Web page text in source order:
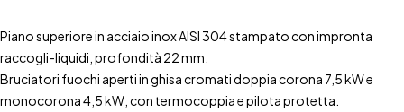
Piano superiore in acciaio inox AISI 304 stampato con impronta
raccogli-liquidi, profondità 22 mm.
Bruciatori fuochi aperti in ghisa cromati doppia corona 7,5 kW e
monocorona 4,5 kW, con termocoppia e pilota protetta.